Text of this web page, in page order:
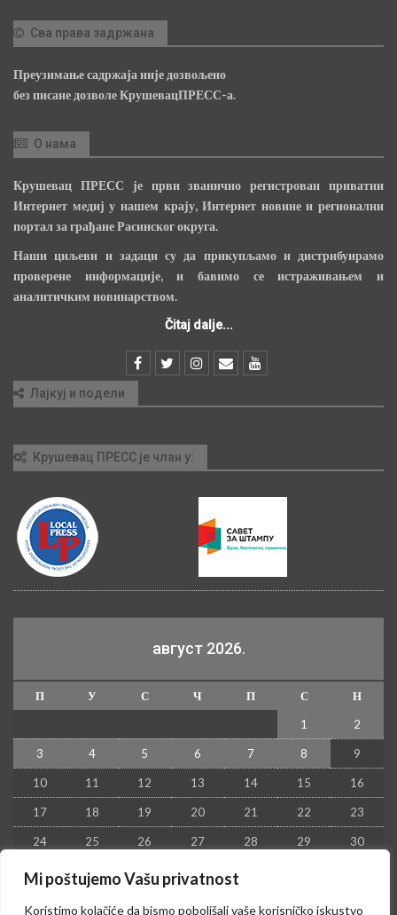
Mi poštujemo Vašu privatnost
Koristimo kolačiće da bismo poboljšali vaše korisničko iskustvo
Сва права задржана
Преузимање садржаја није дозвољено
без писане дозволе КрушевацПРЕСС-а.
О нама
Крушевац ПРЕСС је први званично регистрован приватни
Интернет медиј у нашем крају, Интернет новине и регионални
портал за грађане Расинског округа.
Наши циљеви и задаци су да прикупљамо и дистрибуирамо
проверене информације, и бавимо се истраживањем и
аналитичким новинарством.
Čitaj dalje...
Лајкуј и подели
Крушевац ПРЕСС је члан у:
август 2026.
П У С Ч П С
Н
1
2
3 4 5 6 7 8 9
10 11 12 13 14 15 16
17 18 19 20 21 22 23
24 25 26 27 28 29 30
31